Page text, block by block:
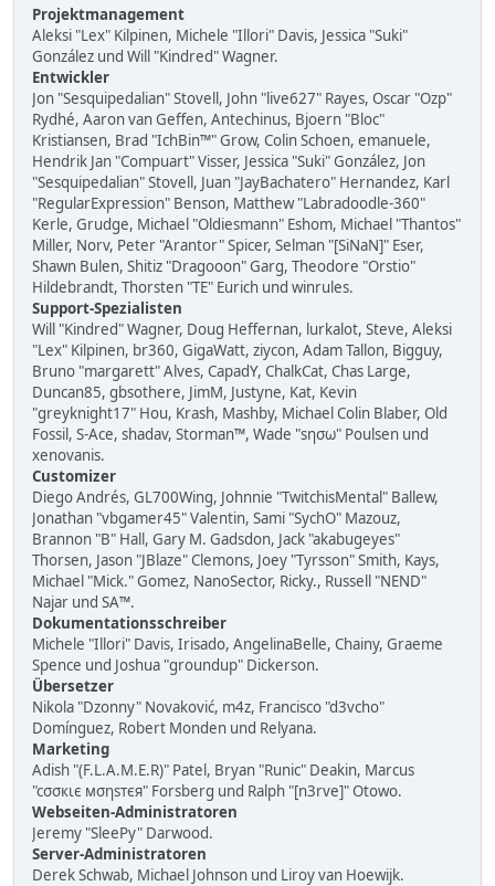
Projektmanagement
Aleksi "Lex" Kilpinen, Michele "Illori" Davis, Jessica "Suki"
González und Will "Kindred" Wagner.
Entwickler
Jon "Sesquipedalian" Stovell, John "live627" Rayes, Oscar "Ozp"
Rydhé, Aaron van Geffen, Antechinus, Bjoern "Bloc"
Kristiansen, Brad "IchBin™" Grow, Colin Schoen, emanuele,
Hendrik Jan "Compuart" Visser, Jessica "Suki" González, Jon
"Sesquipedalian" Stovell, Juan "JayBachatero" Hernandez, Karl
"RegularExpression" Benson, Matthew "Labradoodle-360"
Kerle, Grudge, Michael "Oldiesmann" Eshom, Michael "Thantos"
Miller, Norv, Peter "Arantor" Spicer, Selman "[SiNaN]" Eser,
Shawn Bulen, Shitiz "Dragooon" Garg, Theodore "Orstio"
Hildebrandt, Thorsten "TE" Eurich und winrules.
Support-Spezialisten
Will "Kindred" Wagner, Doug Heffernan, lurkalot, Steve, Aleksi
"Lex" Kilpinen, br360, GigaWatt, ziycon, Adam Tallon, Bigguy,
Bruno "margarett" Alves, CapadY, ChalkCat, Chas Large,
Duncan85, gbsothere, JimM, Justyne, Kat, Kevin
"greyknight17" Hou, Krash, Mashby, Michael Colin Blaber, Old
Fossil, S-Ace, shadav, Storman™, Wade "sησω" Poulsen und
xenovanis.
Customizer
Diego Andrés, GL700Wing, Johnnie "TwitchisMental" Ballew,
Jonathan "vbgamer45" Valentin, Sami "SychO" Mazouz,
Brannon "B" Hall, Gary M. Gadsdon, Jack "akabugeyes"
Thorsen, Jason "JBlaze" Clemons, Joey "Tyrsson" Smith, Kays,
Michael "Mick." Gomez, NanoSector, Ricky., Russell "NEND"
Najar und SA™.
Dokumentationsschreiber
Michele "Illori" Davis, Irisado, AngelinaBelle, Chainy, Graeme
Spence und Joshua "groundup" Dickerson.
Übersetzer
Nikola "Dzonny" Novaković, m4z, Francisco "d3vcho"
Domínguez, Robert Monden und Relyana.
Marketing
Adish "(F.L.A.M.E.R)" Patel, Bryan "Runic" Deakin, Marcus
"cσσкιє мσηѕтєя" Forsberg und Ralph "[n3rve]" Otowo.
Webseiten-Administratoren
Jeremy "SleePy" Darwood.
Server-Administratoren
Derek Schwab, Michael Johnson und Liroy van Hoewijk.